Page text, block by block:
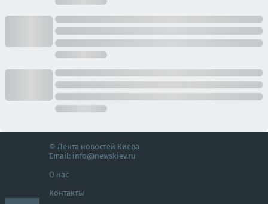
© Лента новостей Киева
Email: info@newskiev.ru
О нас
Контакты